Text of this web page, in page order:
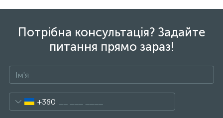
Потрібна консультація? Задайте
питання прямо зараз!
+380